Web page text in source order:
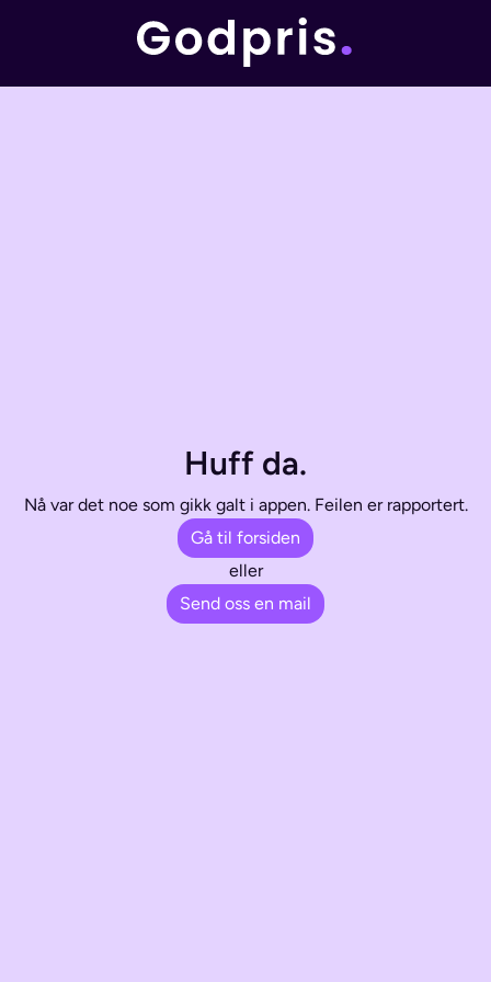
Huff da.
Nå var det noe som gikk galt i appen. Feilen er rapportert.
Gå til forsiden
eller
Send oss en mail